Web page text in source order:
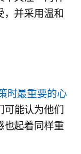
，并采用温和
时最重要的心
能认为他们
也起着同样重